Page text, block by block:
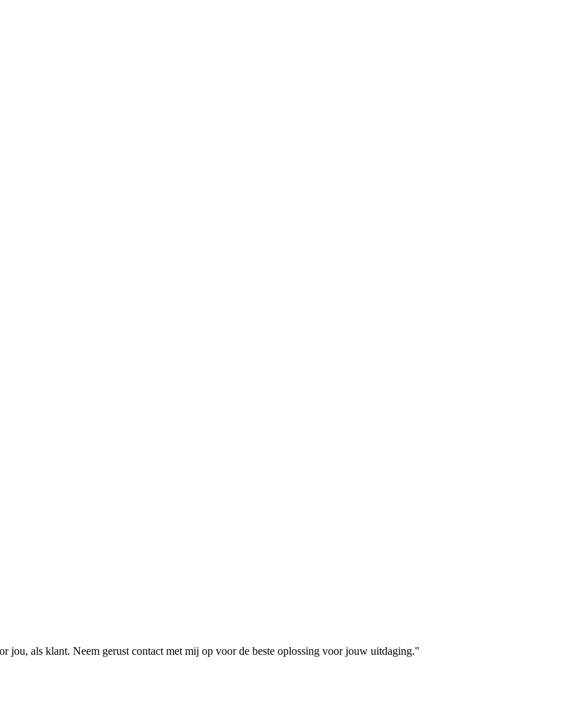
jou, als klant. Neem gerust contact met mij op voor de beste oplossing voor jouw uitdaging."